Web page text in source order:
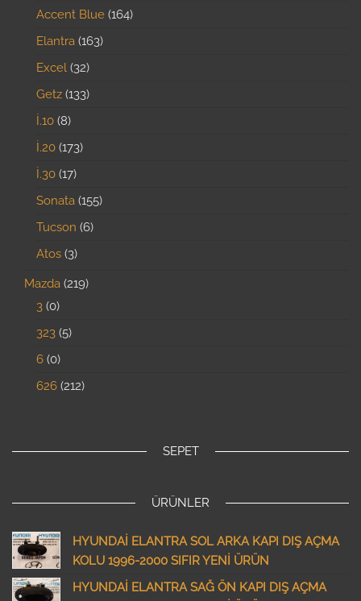
Accent Blue 164
Elantra 163
Excel 32
Getz 133
İ.10 8
İ.20 173
İ.30 17
Sonata 155
Tucson 6
Atos 3
Mazda 219
3 0
323 5
6 0
626 212
SEPET
ÜRÜNLER
HYUNDAİ ELANTRA SOL ARKA KAPI DIŞ AÇMA
KOLU 1996-2000 SIFIR YENİ ÜRÜN
HYUNDAİ ELANTRA SAĞ ÖN KAPI DIŞ AÇMA